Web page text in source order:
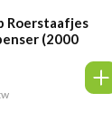
Roerstaafjes
(2000